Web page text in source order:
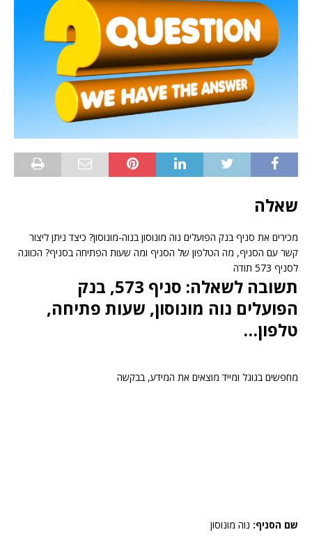
שאלה
מכירים את סניף בנק הפועלים נוה מונוסון בנוה-מונוסון? כיצד ניתן ליצור
קשר עם הסניף, מה הטלפון של הסניף ומה שעות הפתיחה בסניף? הכוונה
לסניף 573 תודה
תשובה לשאלה: סניף 573, בנק
הפועלים נוה מונוסון, שעות פתיחה,
טלפון…
מחפשים בגוגל ומייד מוצאים את המידע, בבקשה
שם הסניף: נוה מונוסון